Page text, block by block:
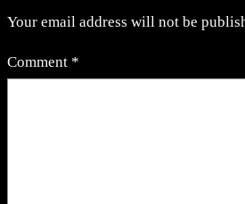
Your email address will not be
Comment *